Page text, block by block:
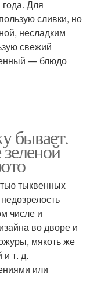
года. Для
сливки, но
несладким
свежий
— блюдо
бывает.
тыквенных
числе и
во дворе и
мякоть же
т. д.
или